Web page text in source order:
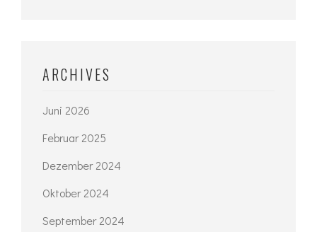
ARCHIVES
Juni 2026
Februar 2025
Dezember 2024
Oktober 2024
September 2024